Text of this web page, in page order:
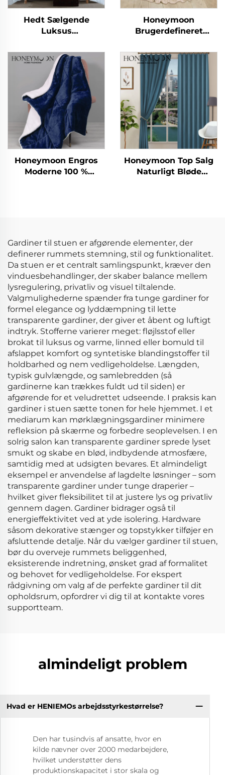
Hedt Sælgende
Luksus
Bløde Greb 90 g/m²
Kationiske Strimle
Duvettrækssæt 3-dels
Honeymoon
Brugerdefineret
Soveaktivitet
Børnekrybning Gym
Legeunderlag Baby
Legeunderlag til Gulv
Honeymoon Engros
Moderne 100 %
Honeymoon Top Salg
Naturligt Bløde
Gardiner til stuen er afgørende elementer, der
definerer rummets stemning, stil og funktionalitet.
Da stuen er et centralt samlingspunkt, kræver den
vinduesbehandlinger, der skaber balance mellem
lysregulering, privatliv og visuel tiltalende.
Valgmulighederne spænder fra tunge gardiner for
formel elegance og lyddæmpning til lette
transparente gardiner, der giver et åbent og luftigt
indtryk. Stofferne varierer meget: fløjlsstof eller
brokat til luksus og varme, linned eller bomuld til
afslappet komfort og syntetiske blandingstoffer til
holdbarhed og nem vedligeholdelse. Længden,
typisk gulvlængde, og samlebredden (så
gardinerne kan trækkes fuldt ud til siden) er
afgørende for et veludrettet udseende. I praksis kan
gardiner i stuen sætte tonen for hele hjemmet. I et
mediarum kan mørklægningsgardiner minimere
refleksion på skærme og forbedre seoplevelsen. I en
solrig salon kan transparente gardiner sprede lyset
smukt og skabe en blød, indbydende atmosfære,
samtidig med at udsigten bevares. Et almindeligt
eksempel er anvendelse af lagdelte løsninger – som
transparente gardiner under tunge draperier –
hvilket giver fleksibilitet til at justere lys og privatliv
gennem dagen. Gardiner bidrager også til
energieffektivitet ved at yde isolering. Hardware
såsom dekorative stænger og topstykker tilføjer en
afsluttende detalje. Når du vælger gardiner til stuen,
bør du overveje rummets beliggenhed,
eksisterende indretning, ønsket grad af formalitet
og behovet for vedligeholdelse. For ekspert
rådgivning om valg af de perfekte gardiner til dit
opholdsrum, opfordrer vi dig til at kontakte vores
supportteam.
almindeligt problem
Hvad er HENIEMOs arbejdsstyrkestørrelse?
Den har tusindvis af ansatte, hvor en
kilde nævner over 2000 medarbejdere,
hvilket understøtter dens
produktionskapacitet i stor skala og